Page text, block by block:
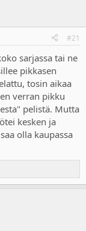
#21
sarjassa tai ne
pikkasen
tosin aikaa
verran pikku
pelistä. Mutta
kesken ja
olla kaupassa